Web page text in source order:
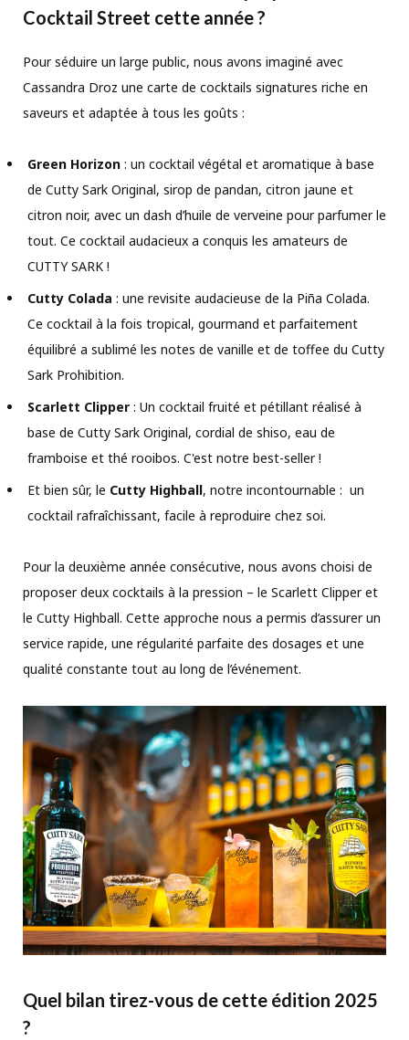
Cocktail Street cette année ?
Pour séduire un large public, nous avons imaginé avec
Cassandra Droz une carte de cocktails signatures riche en
saveurs et adaptée à tous les goûts :
Green Horizon : un cocktail végétal et aromatique à base
de Cutty Sark Original, sirop de pandan, citron jaune et
citron noir, avec un dash d’huile de verveine pour parfumer le
tout. Ce cocktail audacieux a conquis les amateurs de
CUTTY SARK !
Cutty Colada : une revisite audacieuse de la Piña Colada.
Ce cocktail à la fois tropical, gourmand et parfaitement
équilibré a sublimé les notes de vanille et de toffee du Cutty
Sark Prohibition.
Scarlett Clipper : Un cocktail fruité et pétillant réalisé à
base de Cutty Sark Original, cordial de shiso, eau de
framboise et thé rooibos. C'est notre best-seller !
Et bien sûr, le Cutty Highball, notre incontournable : un
cocktail rafraîchissant, facile à reproduire chez soi.
Pour la deuxième année consécutive, nous avons choisi de
proposer deux cocktails à la pression – le Scarlett Clipper et
le Cutty Highball. Cette approche nous a permis d’assurer un
service rapide, une régularité parfaite des dosages et une
qualité constante tout au long de l’événement.
Quel bilan tirez-vous de cette édition 2025
?